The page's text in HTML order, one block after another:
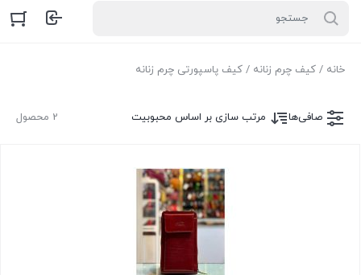
خانه / کیف چرم زنانه / کیف پاسپورتی چرم زنانه
2 محصول صافی‌ها مرتب سازی بر اساس محبوبیت